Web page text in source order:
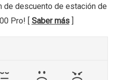
de descuento de estación de
Pro! [ Saber más]